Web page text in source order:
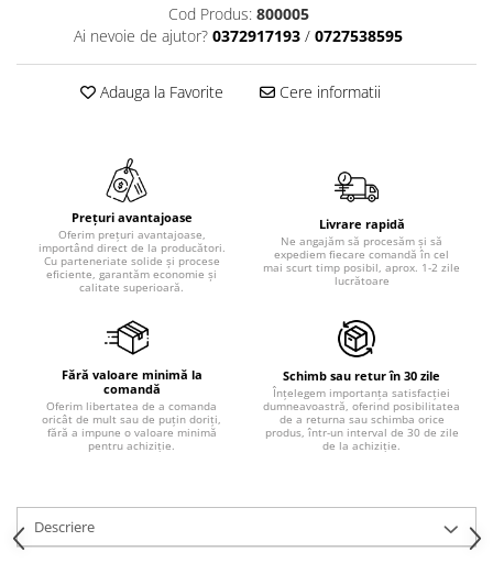
Cod Produs: 800005
Ai nevoie de ajutor? 0372917193 / 0727538595
Adauga la Favorite Cere informatii
Prețuri avantajoase
Oferim prețuri avantajoase,
importând direct de la producători.
Cu parteneriate solide și procese
eficiente, garantăm economie și
calitate superioară.
Livrare rapidă
Ne angajăm să procesăm și să
expediem fiecare comandă în cel
mai scurt timp posibil, aprox. 1-2 zile
lucrătoare
Fără valoare minimă la
comandă
Oferim libertatea de a comanda
oricât de mult sau de puțin doriți,
fără a impune o valoare minimă
pentru achiziție.
Schimb sau retur în 30 zile
Înțelegem importanța satisfacției
dumneavoastră, oferind posibilitatea
de a returna sau schimba orice
produs, într-un interval de 30 de zile
de la achiziție.
Descriere